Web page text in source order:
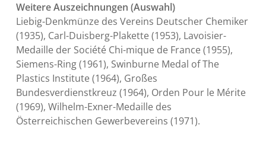
Weitere Auszeichnungen (Auswahl)
Liebig-Denkmünze des Vereins Deutscher Chemiker
(1935), Carl-Duisberg-Plakette (1953), Lavoisier-
Medaille der Société Chi-mique de France (1955),
Siemens-Ring (1961), Swinburne Medal of The
Plastics Institute (1964), Großes
Bundesverdienstkreuz (1964), Orden Pour le Mérite
(1969), Wilhelm-Exner-Medaille des
Österreichischen Gewerbevereins (1971).